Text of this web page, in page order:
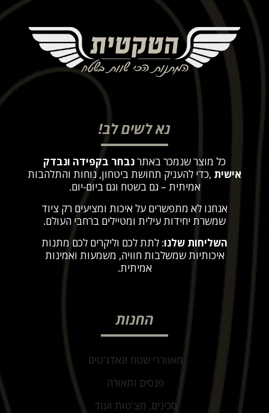
נא לשים לב!
כל מוצר שנמכר באתרנבחר בקפידה ונבדק
אישית ,כדי להעניק תחושת ביטחון, נוחות והתלהבות
אמיתית – גם בשטח וגם ביום-יום.
אנחנו לא מתפשרים על איכות ומציעים רק ציוד
שמשרת יחידות עילית ומטיילים ברחבי העולם.
השליחות שלנו: לתת לכם וליקרים לכם מתנות
איכותיות שמשלבות חוויה, משמעות ואמינות
אמיתית.
החנות
מאווררי שטח וגאדג'טים
פנסים ותאורה
סכינים, מצ'טות ועוד